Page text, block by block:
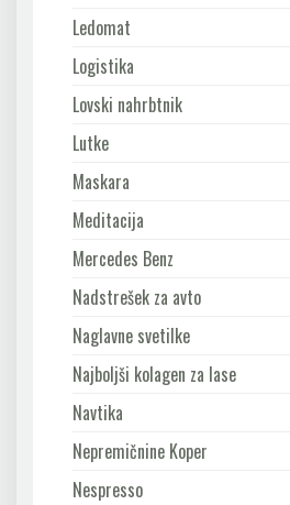
Ledomat
Logistika
Lovski nahrbtnik
Lutke
Maskara
Meditacija
Mercedes Benz
Nadstrešek za avto
Naglavne svetilke
Najboljši kolagen za lase
Navtika
Nepremičnine Koper
Nespresso